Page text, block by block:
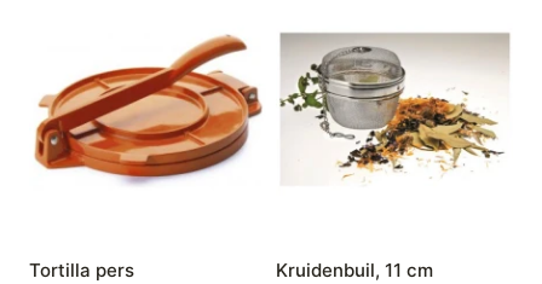
Tortilla pers
Kruidenbuil, 11 cm